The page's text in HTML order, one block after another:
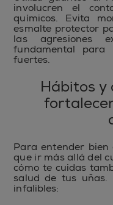
involucren el
químicos. Evita
esmalte protector
las agresiones
fundamental
fuertes.
Hábitos y
Para entender bien
que ir más allá del
cómo te cuidas
salud de tus uñas.
infalibles: